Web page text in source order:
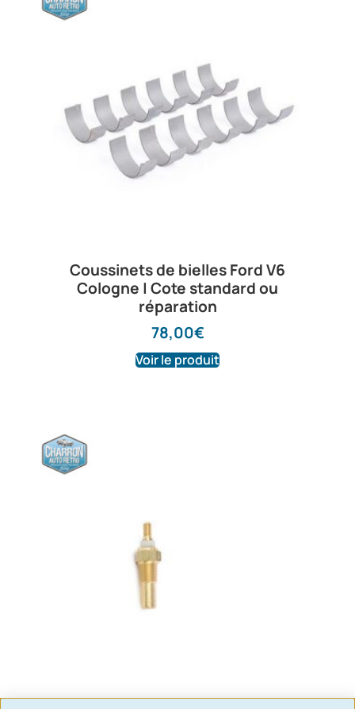
Coussinets de bielles Ford V6
Cologne | Cote standard ou
réparation
78,00€
Voir le produit